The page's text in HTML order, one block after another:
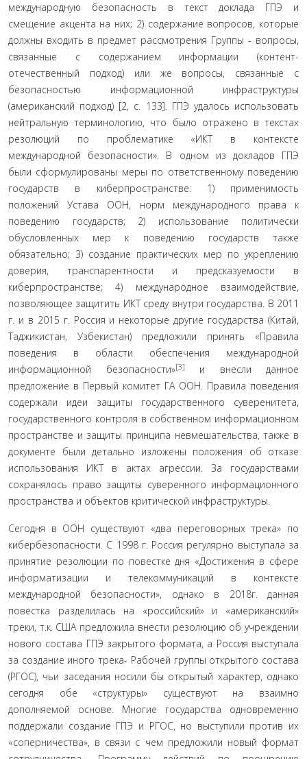
международную безопасность в текст доклада ГПЭ и
смещение акцента на них; 2) содер­жание вопросов, которые
должны входить в предмет рас­смотрения Группы - вопросы,
связанные с содержанием информации (контент-
отечественный подход) или же во­просы, связанные с
безопасностью информационной ин­фраструктуры
(американский подход) [2, c. 133]. ГПЭ уда­лось использовать
нейтральную терминологию, что было отражено в текстах
резолюций по проблематике «ИКТ в контексте
международной безопасности». В одном из докладов ГПЭ
были сформулированы меры по ответ­ственному поведению
государств в киберпространстве: 1) применимость
положений Устава ООН, норм междуна­родного права к
поведению государств; 2) использование политически
обусловленных мер к поведению государств также
обязательно; 3) создание практических мер по укре­плению
доверия, транспарентности и предсказуемости в
киберпространстве; 4) международное взаимодействие,
позволяющее защитить ИКТ среду внутри государства. В 2011
г. и в 2015 г. Россия и некоторые другие государства (Китай,
Таджикистан, Узбекистан) предложили принять «Правила
поведения в области обеспечения междуна­родной
информационной безопасности»[3]
и внесли дан­ное
предложение в Первый комитет ГА ООН. Правила поведения
содержали идеи защиты государственного суверенитета,
государственного контроля в собственном информационном
пространстве и защиты принципа не­вмешательства, также в
документе были детально изло­жены положения об отказе
использования ИКТ в актах агрессии. За государствами
сохранялось право защиты суверенного информационного
пространства и объектов критической инфраструктуры.
Сегодня в ООН существуют «два переговорных тре­ка» по
кибербезопасности. С 1998 г. Россия регулярно вы­ступала за
принятие резолюции по повестке дня «Дости­жения в сфере
информатизации и телекоммуникаций в контексте
международной безопасности», однако в 2018г. данная
повестка разделилась на «российский» и «амери­канский»
треки, т.к. США предложила внести резолюцию об учреждении
нового состава ГПЭ закрытого формата, а Россия выступала
за создание иного трека- Рабочей груп­пы открытого состава
(РГОС), чьи заседания носили бы открытый характер, однако
сегодня обе «структуры» су­ществуют на взаимно
дополняемой основе. Многие госу­дарства одновременно
поддержали создание ГПЭ и РГОС, но выступили против их
«соперничества», в связи с чем предложили новый формат